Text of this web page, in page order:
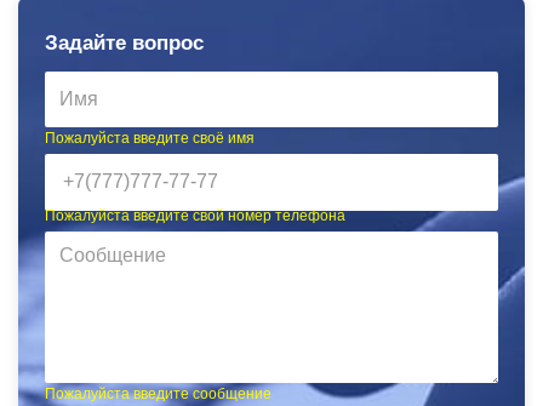
Задайте вопрос
Пожалуйста введите своё имя
Пожалуйста введите свой номер телефона
Пожалуйста введите сообщение